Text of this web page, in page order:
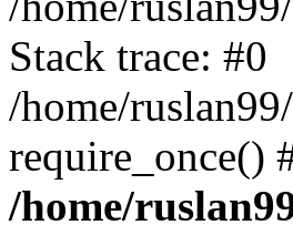
Stack trace: #0
/home/
require_once()
/home/